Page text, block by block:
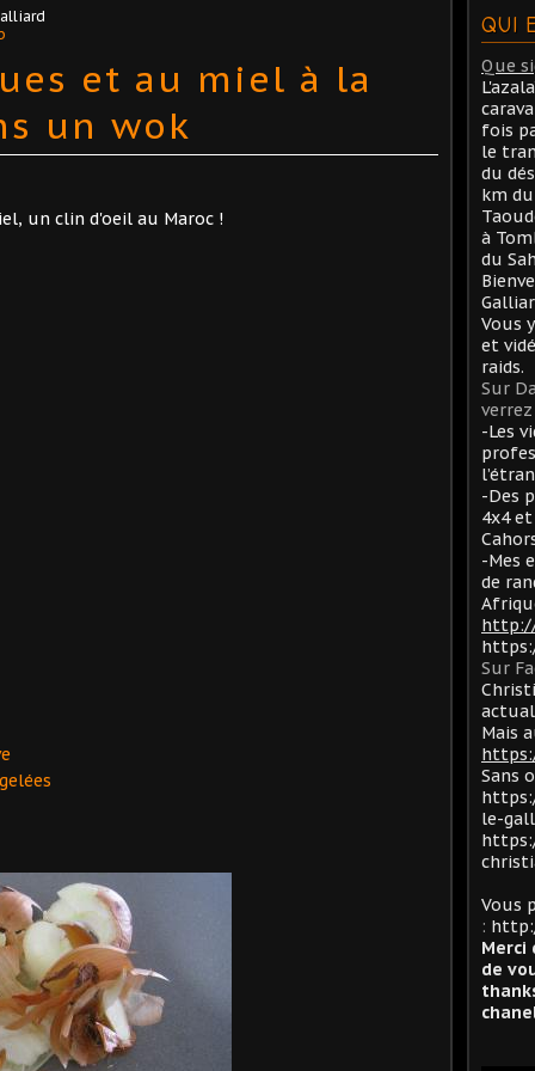
et au miel à la
un wok
un clin d'oeil au Maroc !
QUI
Que
fois
le
du
km
à
du
Vous
et
raids.
Sur
-Les
-Des
4x4
-Mes
de
Sur
Mais
Sans
le-
Vous
:
Merci
de